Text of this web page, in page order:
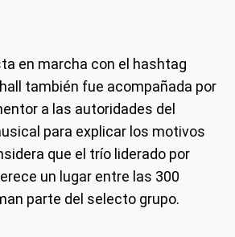
en marcha con el hashtag
también fue acompañada por
a las autoridades del
para explicar los motivos
que el trío liderado por
un lugar entre las 300
parte del selecto grupo.